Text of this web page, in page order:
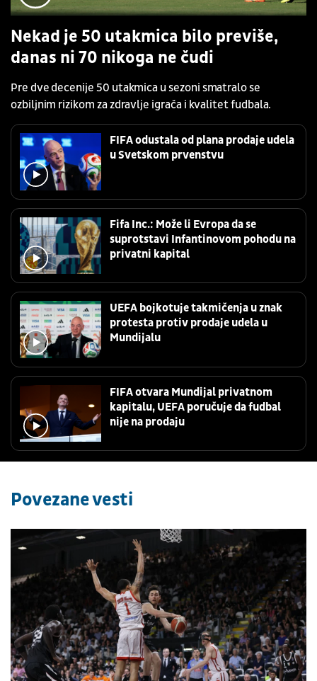
Nekad je 50 utakmica bilo previše,
danas ni 70 nikoga ne čudi
Pre dve decenije 50 utakmica u sezoni smatralo se
ozbiljnim rizikom za zdravlje igrača i kvalitet fudbala.
FIFA odustala od plana prodaje udela
u Svetskom prvenstvu
Fifa Inc.: Može li Evropa da se
suprotstavi Infantinovom pohodu na
privatni kapital
UEFA bojkotuje takmičenja u znak
protesta protiv prodaje udela u
Mundijalu
FIFA otvara Mundijal privatnom
kapitalu, UEFA poručuje da fudbal
nije na prodaju
Povezane vesti